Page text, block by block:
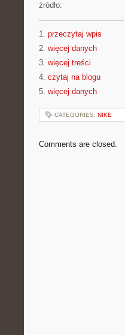
źródło:
———————————
1. przeczytaj wpis
2. więcej danych
3. więcej treści
4. czytaj na blogu
5. więcej danych
CATEGORIES: NIKE
Comments are closed.